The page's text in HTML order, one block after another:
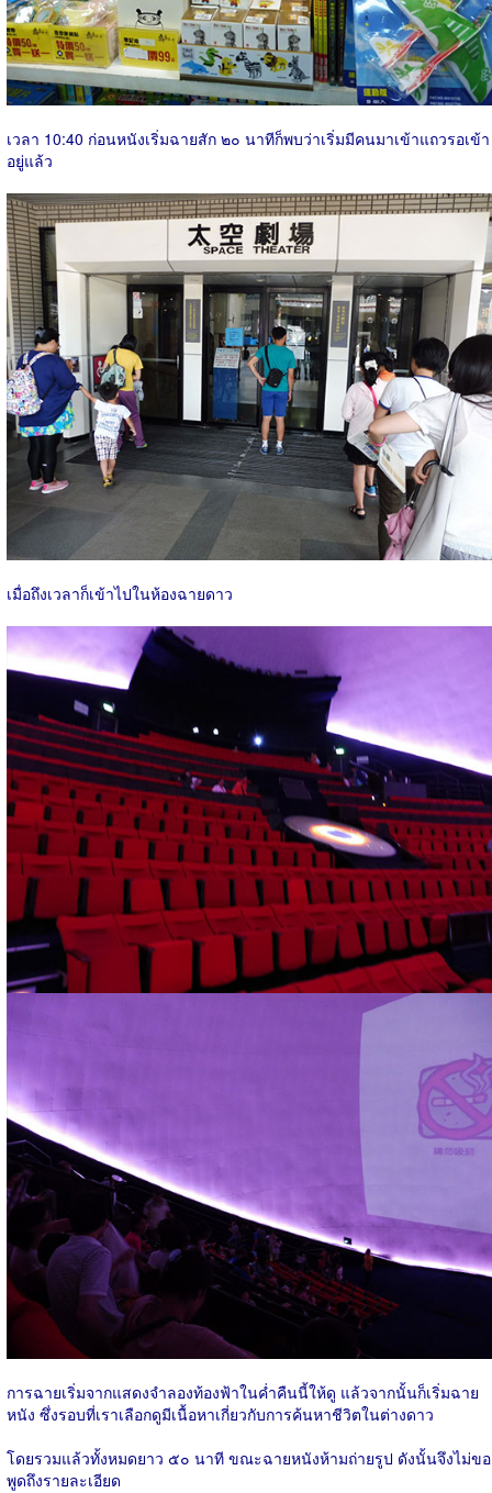
เวลา 10:40 ก่อนหนังเริ่มฉายสัก ๒๐ นาทีก็พบว่าเริ่มมีคนมาเข้าแถวรอเข้า
อยู่แล้ว
เมื่อถึงเวลาก็เข้าไปในห้องฉายดาว
การฉายเริ่มจากแสดงจำลองท้องฟ้าในค่ำคืนนี้ให้ดู แล้วจากนั้นก็เริ่มฉาย
หนัง ซึ่งรอบที่เราเลือกดูมีเนื้อหาเกี่ยวกับการค้นหาชีวิตในต่างดาว
โดยรวมแล้วทั้งหมดยาว ๕๐ นาที ขณะฉายหนังห้ามถ่ายรูป ดังนั้นจึงไม่ขอ
พูดถึงรายละเอียด